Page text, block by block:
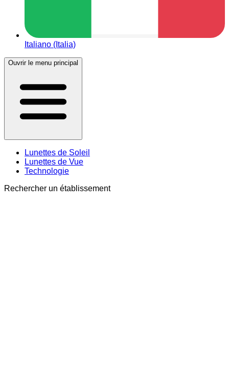
Italiano (Italia)
Ouvrir le menu principal
Lunettes de Soleil
Lunettes de Vue
Technologie
Rechercher un établissement